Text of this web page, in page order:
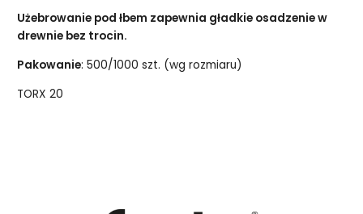
Użebrowanie pod łbem zapewnia gładkie osadzenie w
drewnie bez trocin.
Pakowanie: 500/1000 szt. (wg rozmiaru)
TORX 20